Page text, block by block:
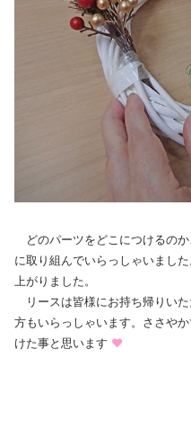
どのパーツをどこにつけるの
に取り組んでいらっしゃいまし
上がりました。
リースは皆様にお持ち帰りい
方もいらっしゃいます。ささや
けた事と思います ❤